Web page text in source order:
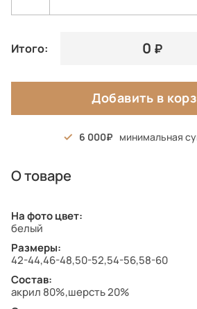
Итого: 0
Добавить в
6 000 минимальная
О товаре
На фото цвет:
белый
Размеры:
42-44,46-48,50-52,54-56,58-60
Состав:
акрил 80%,шерсть 20%